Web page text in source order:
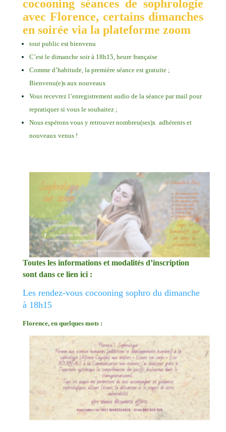
cocooning séances de sophrologie
avec Florence, certains dimanches
en soirée via la plateforme zoom
tout public est bienvenu
C’est le dimanche soir à 18h15, heure française
Comme d’habitude, la première séance est gratuite ;
Bienvenu(e)s aux nouveaux
Vous recevrez l’enregistrement audio de la séance par mail pour
repratiquer si vous le souhaitez ;
Nous espérons vous y retrouver nombreu(ses)x adhérents et
nouveaux venus !
Toutes les informations et modalités d’inscription
sont dans ce lien ici :
Les rendez-vous cocooning sophro du dimanche
à 18h15
Florence, en quelques mots :